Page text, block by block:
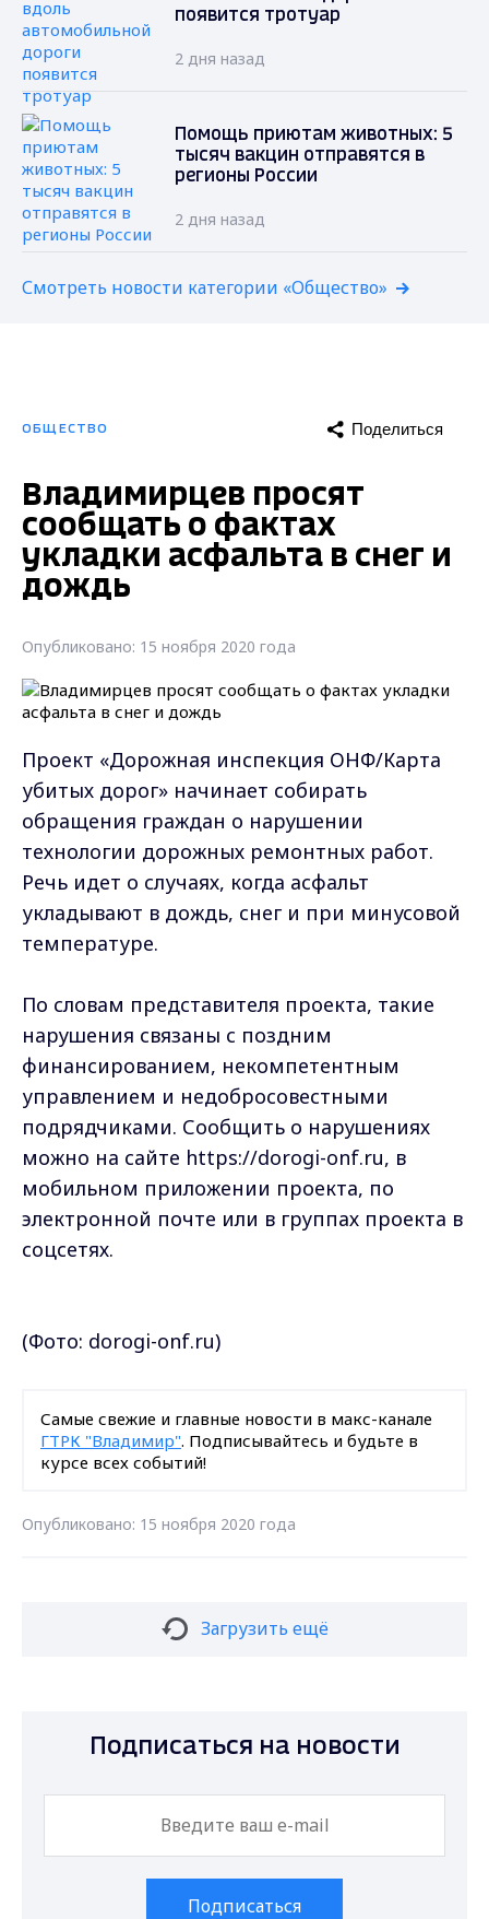
появится тротуар
2 дня назад
Помощь приютам животных: 5
тысяч вакцин отправятся в
регионы России
2 дня назад
Смотреть новости категории «Общество»
ОБЩЕСТВО Поделиться
Владимирцев просят
сообщать о фактах
укладки асфальта в снег и
дождь
Опубликовано: 15 ноября 2020 года
Проект «Дорожная инспекция ОНФ/Карта
убитых дорог» начинает собирать
обращения граждан о нарушении
технологии дорожных ремонтных работ.
Речь идет о случаях, когда асфальт
укладывают в дождь, снег и при минусовой
температуре.
По словам представителя проекта, такие
нарушения связаны с поздним
финансированием, некомпетентным
управлением и недобросовестными
подрядчиками. Сообщить о нарушениях
можно на сайте https://dorogi-onf.ru, в
мобильном приложении проекта, по
электронной почте или в группах проекта в
соцсетях.
(Фото: dorogi-onf.ru)
Самые свежие и главные новости в макс-канале
ГТРК "Владимир". Подписывайтесь и будьте в
курсе всех событий!
Опубликовано: 15 ноября 2020 года
Загрузить ещё
Подписаться на новости
Подписаться